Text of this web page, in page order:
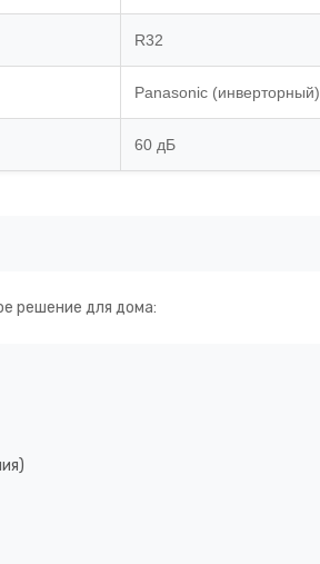
R32
Panasonic (инверторный)
60 дБ
решение для дома: